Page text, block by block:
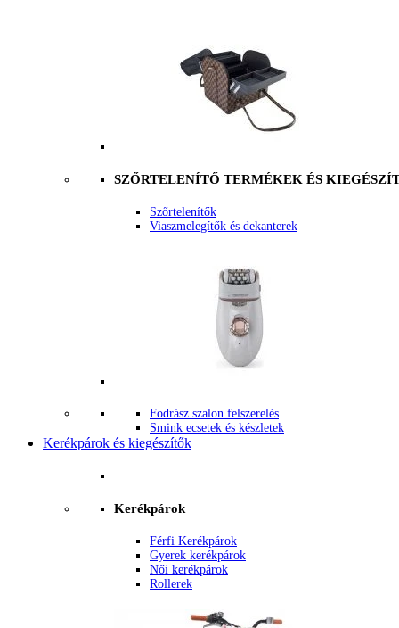
SZŐRTELENÍTŐ TERMÉKEK ÉS
Szőrtelenítők
Viaszmelegítők és dekanterek
Fodrász szalon felszerelés
Smink ecsetek és készletek
Kerékpárok és kiegészítők
Kerékpárok
Férfi Kerékpárok
Gyerek kerékpárok
Női kerékpárok
Rollerek